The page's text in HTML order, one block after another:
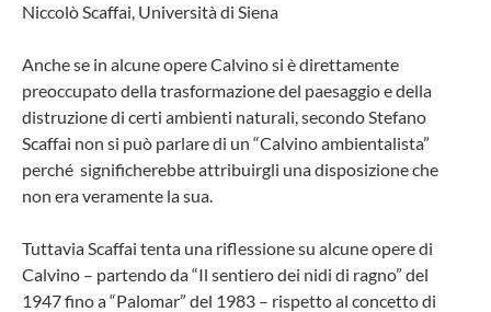
Niccolò Scaffai, Università di Siena
Anche se in alcune opere Calvino si è direttamente
preoccupato della trasformazione del paesaggio e della
distruzione di certi ambienti naturali, secondo Stefano
Scaffai non si può parlare di un “Calvino ambientalista”
perché significherebbe attribuirgli una disposizione che
non era veramente la sua.
Tuttavia Scaffai tenta una riflessione su alcune opere di
Calvino – partendo da “Il sentiero dei nidi di ragno” del
1947 fino a “Palomar” del 1983 – rispetto al concetto di